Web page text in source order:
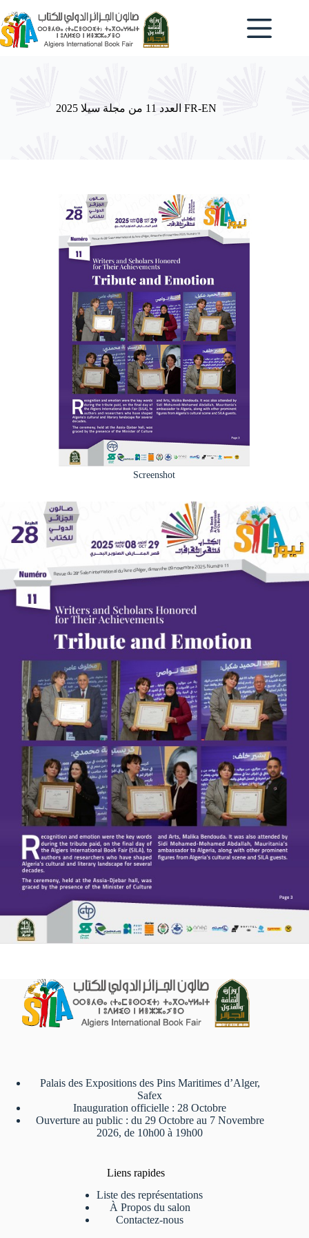
au
contenu
العدد 11 من مجلة سيلا 2025 FR-EN
Screenshot
Palais des Expositions des Pins Maritimes d’Alger,
Safex
Inauguration officielle : 28 Octobre
Ouverture au public : du 29 Octobre au 7 Novembre
2026, de 10h00 à 19h00
Liens rapides
Liste des représentations
À Propos du salon
Contactez-nous